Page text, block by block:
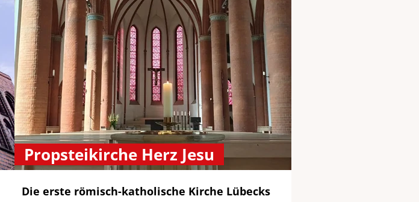
Propsteikirche Herz Jesu
Die erste römisch-katholische Kirche Lübecks